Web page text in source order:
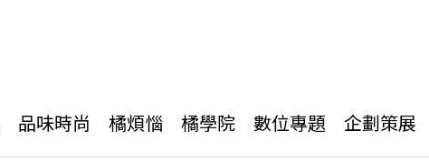
品味時尚 橘煩惱 橘學院 數位專題 企劃策展